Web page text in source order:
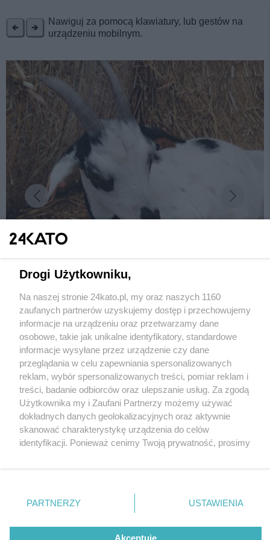
Nawiguj za pomocą klawiatury, lub gestów na
urządzeniu mobilnym.
fot:
Alpakarnia Poczesna – niezwykły świat zwierząt,
który warto odwiedzić
Alpakarnia Poczesna 1
Wydawca mediów lokalnych
Nie zapomnij
zapoznać się z:
polityką prywatności regulamin korzystania z portali
Twojemiasto
Piekary Śląskie
Chorzów
Tarnowskie Góry
Gliwice
Skontakuj sięz nami
Kontakt
Wydawca
Redakcja
Drogi Użytkowniku,
Na naszej stronie 24kato.pl, my oraz naszych 1160
zaufanych partnerów uzyskujemy dostęp i przechowujemy
informacje na urządzeniu oraz przetwarzamy dane
osobowe, takie jak unikalne identyfikatory, standardowe
informacje wysyłane przez urządzenie czy dane
przeglądania w celu zapewniania spersonalizowanych
reklam, wybór spersonalizowanych treści, pomiar reklam i
treści, badanie odbiorców oraz ulepszanie usług. Za zgodą
Użytkownika my i Zaufani Partnerzy możemy używać
dokładnych danych geolokalizacyjnych oraz aktywnie
skanować charakterystykę urządzenia do celów
identyfikacji. Ponieważ cenimy Twoją prywatność, prosimy
prywatności znajdujący się w lewym dolnym rogu strony
. Niektóre rodzaje przetwarzania danych nie wymagają
zgody użytkownika, ale masz prawo sprzeciwić się
takiemu przetwarzaniu. Preferencje będą miały
PARTNERZY USTAWIENIA
Akceptuję